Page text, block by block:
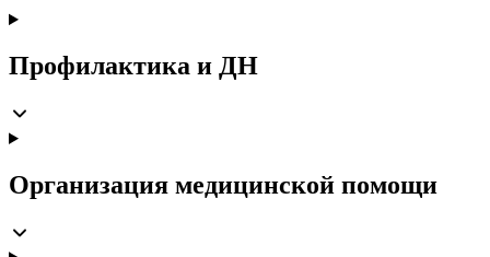
Профилактика и ДН
Организация медицинской помощи